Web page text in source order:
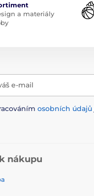
a materiály
e-mail
osobních údajů
nákupu